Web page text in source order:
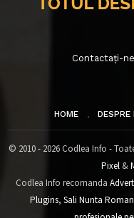
Contactați-
HOME DESPRE
© 2010 - 2026 Codlea Info -
Pixel&
Codlea Info recomanda
Plugins, Sali Nunta